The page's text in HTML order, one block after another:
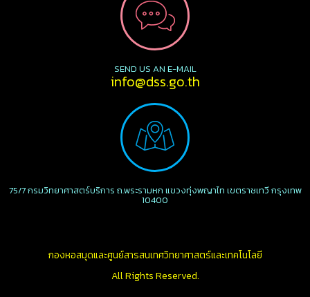
SEND US AN E-MAIL
info@dss.go.th
75/7 กรมวิทยาศาสตร์บริการ ถ.พระรามหก แขวงทุ่งพญาไท เขตราชเทวี กรุงเทพ
10400
กองหอสมุดและศูนย์สารสนเทศวิทยาศาสตร์และเทคโนโลยี
All Rights Reserved.